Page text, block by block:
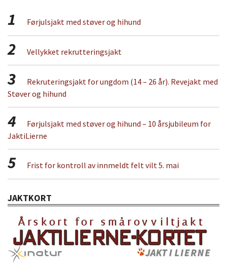
1 Førjulsjakt med støver og hihund
2 Vellykket rekrutteringsjakt
3
Rekruteringsjakt for ungdom (14 – 26 år). Revejakt med
Støver og hihund
4
Førjulsjakt med støver og hihund – 10 årsjubileum for
JaktiLierne
5 Frist for kontroll av innmeldt felt vilt 5. mai
JAKTKORT